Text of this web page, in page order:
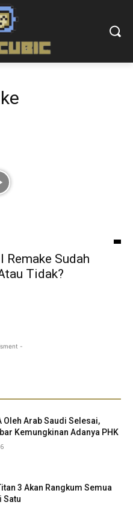
Remake Sudah
Tidak?
-
Oleh Arab Saudi Selesai,
Kemungkinan Adanya PHK
3 Akan Rangkum Semua
Satu